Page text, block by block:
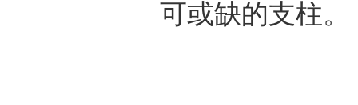
可或缺的支柱。